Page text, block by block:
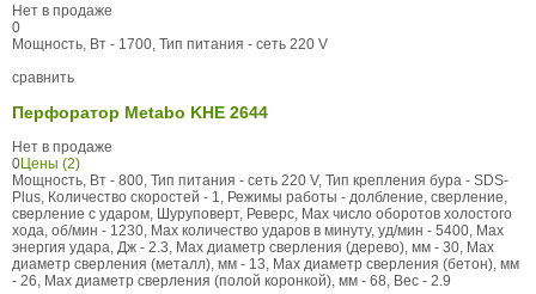
Нет в продаже
0
Мощность, Вт - 1700, Тип питания - сеть 220 V
сравнить
Перфоратор Metabo KHE 2644
Нет в продаже
0Цены (2)
Мощность, Вт - 800, Тип питания - сеть 220 V, Тип крепления бура - SDS-
Plus, Количество скоростей - 1, Режимы работы - долбление, сверление,
сверление с ударом, Шуруповерт, Реверс, Max число оборотов холостого
хода, об/мин - 1230, Max количество ударов в минуту, уд/мин - 5400, Max
энергия удара, Дж - 2.3, Max диаметр сверления (дерево), мм - 30, Max
диаметр сверления (металл), мм - 13, Max диаметр сверления (бетон), мм
- 26, Max диаметр сверления (полой коронкой), мм - 68, Вес - 2.9